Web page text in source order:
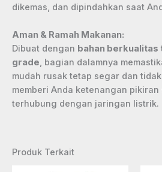
dikemas, dan dipindahkan saat
Aman & Ramah Makanan:
Dibuat dengan bahan berkualitas
grade, bagian dalamnya
mudah rusak tetap segar dan
memberi Anda ketenangan
terhubung dengan jaringan listrik.
Produk Terkait